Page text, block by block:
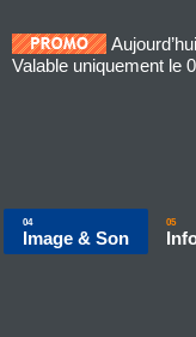
Valable uniquement le
04
Image & Son
05